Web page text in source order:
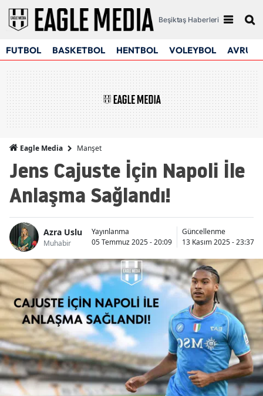
Beşiktaş Haberleri
FUTBOL BASKETBOL HENTBOL VOLEYBOL
Eagle Media Manşet
Jens Cajuste İçin Napoli İle
Anlaşma Sağlandı!
Azra Uslu
Muhabir
Yayınlanma
05 Temmuz 2025 - 20:09
Güncellenme
13 Kasım 2025 - 23:37